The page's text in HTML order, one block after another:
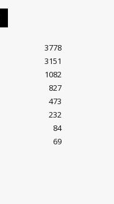
3778
3151
1082
827
473
232
84
69